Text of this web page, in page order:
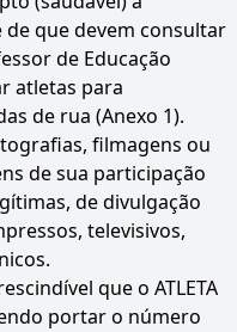
que devem consultar
de Educação
atletas para
de rua (Anexo 1).
filmagens ou
de sua participação
de divulgação
televisivos,
que o ATLETA
portar o número